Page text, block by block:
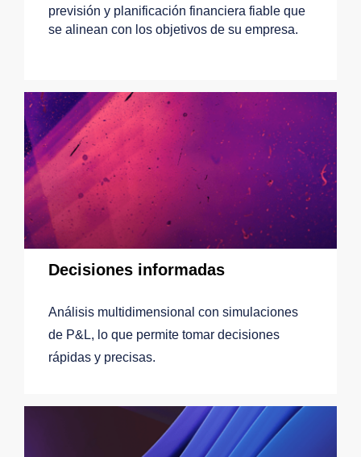
previsión y planificación financiera fiable que
se alinean con los objetivos de su empresa.
Decisiones informadas
Análisis multidimensional con simulaciones
de P&L, lo que permite tomar decisiones
rápidas y precisas.